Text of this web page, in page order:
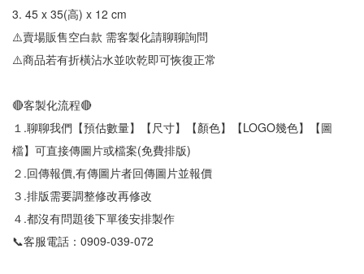
3. 45 x 35(高) x 12 cm
⚠️賣場販售空白款 需客製化請聊聊詢問
⚠️商品若有折橫沾水並吹乾即可恢復正常
🔴客製化流程🔴
１.聊聊我們【預估數量】【尺寸】【顏色】【LOGO幾色】【圖
檔】可直接傳圖片或檔案(免費排版)
２.回傳報價,有傳圖片者回傳圖片並報價
３.排版需要調整修改再修改
４.都沒有問題後下單後安排製作
📞客服電話：0909-039-072